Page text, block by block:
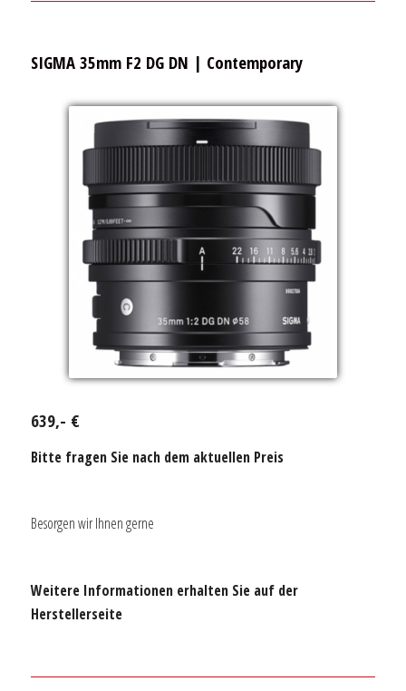
SIGMA 35mm F2 DG DN | Contemporary
639,- €
Bitte fragen Sie nach dem aktuellen Preis
Besorgen wir Ihnen gerne
Weitere Informationen erhalten Sie auf der
Herstellerseite